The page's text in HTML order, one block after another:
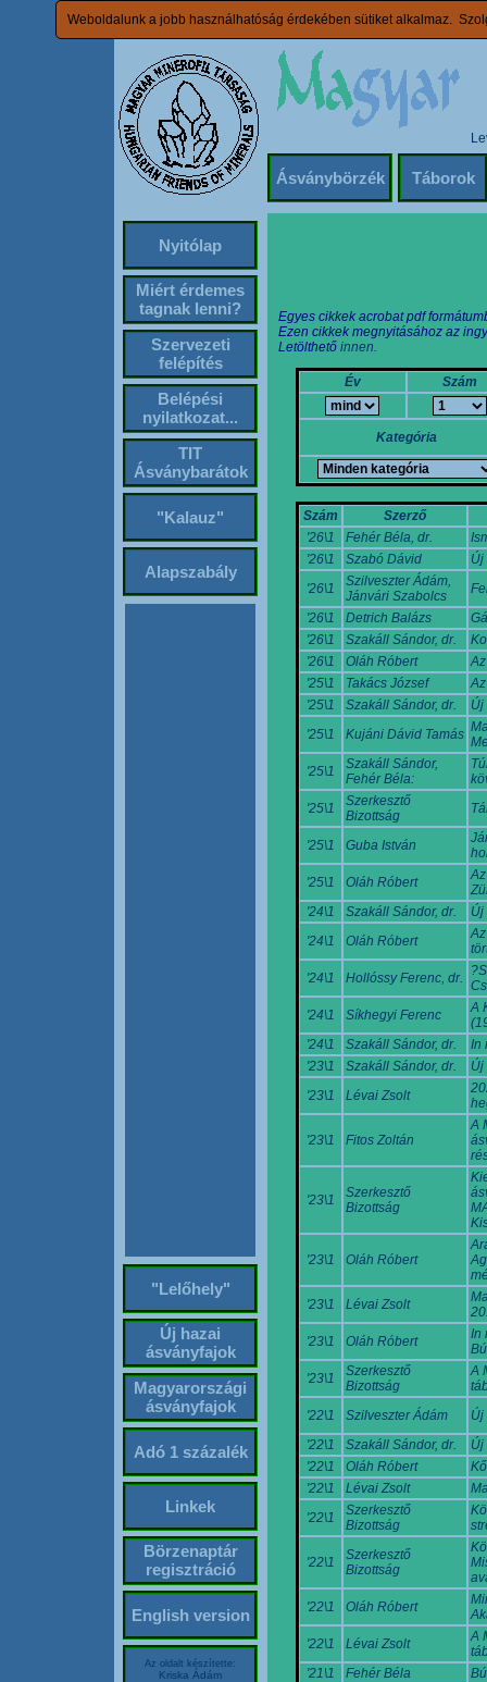
Weboldalunk a jobb használhatóság érdekében sütiket alkalmaz.
Ásványbörzék Táborok
Nyitólap
Miért érdemes
tagnak lenni?
Szervezeti
felépítés
Belépési
nyilatkozat...
TIT
Ásványbarátok
"Kalauz"
Alapszabály
"Lelőhely"
Új hazai
ásványfajok
Magyarországi
ásványfajok
Adó 1 százalék
Linkek
Börzenaptár
regisztráció
English version
Az oldalt készítette:
Kriska Ádám
Egyes cikkek acrobat pdf
Ezen cikkek megnyitásához az
Letölthető innen.
Év Szám
Kategória
Szám
Szerző
'26\1
Fehér Béla, dr.
'26\1
Szabó Dávid
Új
'26\1
Szilveszter Ádám,
Jánvári Szabolcs
'26\1
Detrich Balázs
'26\1
Szakáll Sándor, dr.
'26\1
Oláh Róbert
'25\1
Takács József
'25\1
Szakáll Sándor, dr.
Új
'25\1
Kujáni Dávid Tamás
'25\1
Szakáll Sándor,
Fehér Béla:
'25\1
Szerkesztő
Bizottság
'25\1 Guba István
'25\1
Oláh Róbert
'24\1
Szakáll Sándor, dr.
Új
'24\1
Oláh Róbert
'24\1
Hollóssy Ferenc, dr.
'24\1
Síkhegyi Ferenc
A
'24\1
Szakáll Sándor, dr.
In
'23\1
Szakáll Sándor, dr.
Új
'23\1
Lévai Zsolt
'23\1 Fitos Zoltán
A
'23\1
Szerkesztő
Bizottság
'23\1 Oláh Róbert
'23\1
Lévai Zsolt
'23\1
Oláh Róbert
In
'23\1
Szerkesztő
Bizottság
A
'22\1
Szilveszter Ádám
Új
'22\1
Szakáll Sándor, dr.
Új
'22\1
Oláh Róbert
'22\1
Lévai Zsolt
'22\1
Szerkesztő
Bizottság
'22\1
Szerkesztő
Bizottság
'22\1
Oláh Róbert
'22\1
Lévai Zsolt
A
'21\1
Fehér Béla